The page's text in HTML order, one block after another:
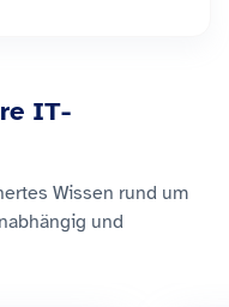
IT-
Wissen rund um
und